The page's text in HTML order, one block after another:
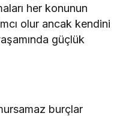
her konunun
olur ancak kendini
güçlük
burçlar